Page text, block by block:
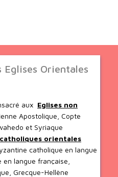
Eglises Orientales
aux Eglises non
Apostolique, Copte
et Syriaque
catholiques orientales
catholique en langue
langue française,
Grecque-Hellène